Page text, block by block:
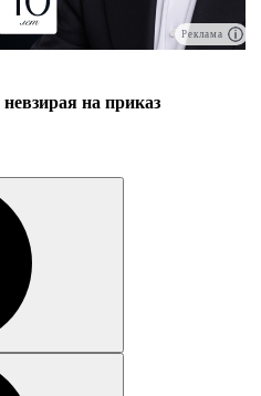
Реклама
на приказ